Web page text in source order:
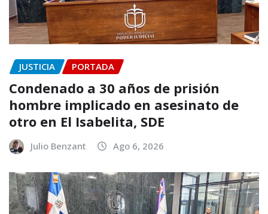
JUSTICIA PORTADA
Condenado a 30 años de prisión
hombre implicado en asesinato de
otro en El Isabelita, SDE
Julio Benzant Ago 6, 2026